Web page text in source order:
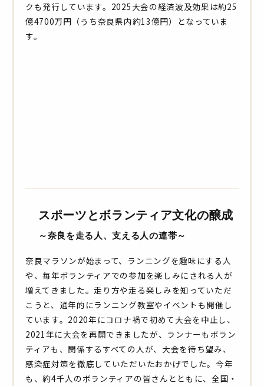
クも発行しています。2025大会の経済波及効果は約25
億4700万円（うち奈良県内約13億円）となっていま
す。
スポーツとボランティア文化の醸成
～奈良を走る人、支える人の連帯～
奈良マラソンが始まって、ランニングを趣味にする人
や、毎年ボランティアでの参加を楽しみにされる人が
増えてきました。走り方や走る楽しみを知っていただ
こうと、通年的にランニング教室やイベントも開催し
ています。2020年にコロナ禍で初めて大会を中止し、
2021年に大会を再開できましたが、ランナーもボラン
ティアも、関係するすべての人が、大会を待ち望み、
感染症対策を徹底していただいたおかげでした。今年
も、約4千人のボランティアの皆さんとともに、全国・